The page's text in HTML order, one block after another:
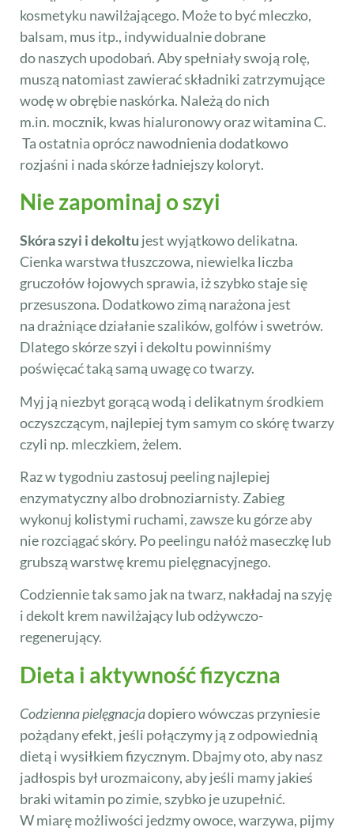
kosmetyku nawilżającego. Może to być mleczko,
balsam, mus itp., indywidualnie dobrane
do naszych upodobań. Aby spełniały swoją rolę,
muszą natomiast zawierać składniki zatrzymujące
wodę w obrębie naskórka. Należą do nich
m.in. mocznik, kwas hialuronowy oraz witamina C.
Ta ostatnia oprócz nawodnienia dodatkowo
rozjaśni i nada skórze ładniejszy koloryt.
Nie zapominaj o szyi
Skóra szyi i dekoltu jest wyjątkowo delikatna.
Cienka warstwa tłuszczowa, niewielka liczba
gruczołów łojowych sprawia, iż szybko staje się
przesuszona. Dodatkowo zimą narażona jest
na drażniące działanie szalików, golfów i swetrów.
Dlatego skórze szyi i dekoltu powinniśmy
poświęcać taką samą uwagę co twarzy.
Myj ją niezbyt gorącą wodą i delikatnym środkiem
oczyszczącym, najlepiej tym samym co skórę twarzy
czyli np. mleczkiem, żelem.
Raz w tygodniu zastosuj peeling najlepiej
enzymatyczny albo drobnoziarnisty. Zabieg
wykonuj kolistymi ruchami, zawsze ku górze aby
nie rozciągać skóry. Po peelingu nałóż maseczkę lub
grubszą warstwę kremu pielęgnacyjnego.
Codziennie tak samo jak na twarz, nakładaj na szyję
i dekolt krem nawilżający lub odżywczo-
regenerujący.
Dieta i aktywność fizyczna
Codzienna pielęgnacjadopiero wówczas przyniesie
pożądany efekt, jeśli połączymy ją z odpowiednią
dietą i wysiłkiem fizycznym. Dbajmy oto, aby nasz
jadłospis był urozmaicony, aby jeśli mamy jakieś
braki witamin po zimie, szybko je uzupełnić.
W miarę możliwości jedzmy owoce, warzywa, pijmy